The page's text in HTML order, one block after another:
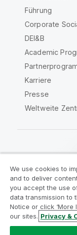
Führung
Corporate
DEI&B
Academic
Karriere
Presse
Weltweite
Rechtliche
Legal Policies
Marken
Do
We use cookies to
and to deliver
you accept the use
data transmission to
Notice or click
our sites. Privacy &